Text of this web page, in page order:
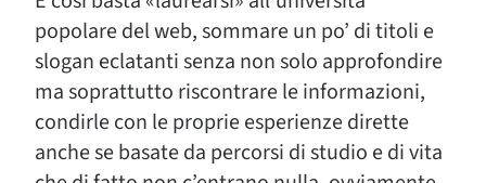
popolare del web, sommare un po’ di titoli e
slogan eclatanti senza non solo approfondire
ma soprattutto riscontrare le informazioni,
condirle con le proprie esperienze dirette
anche se basate da percorsi di studio e di vita